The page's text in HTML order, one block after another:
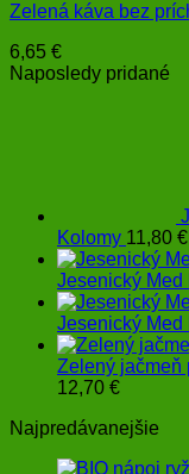
Zelená káva bez
6,65 €
Naposledy pridané
Kolomy 11,80 €
Jesenický Med
Jesenický Med
Zelený jačmeň
12,70 €
Najpredávanejšie